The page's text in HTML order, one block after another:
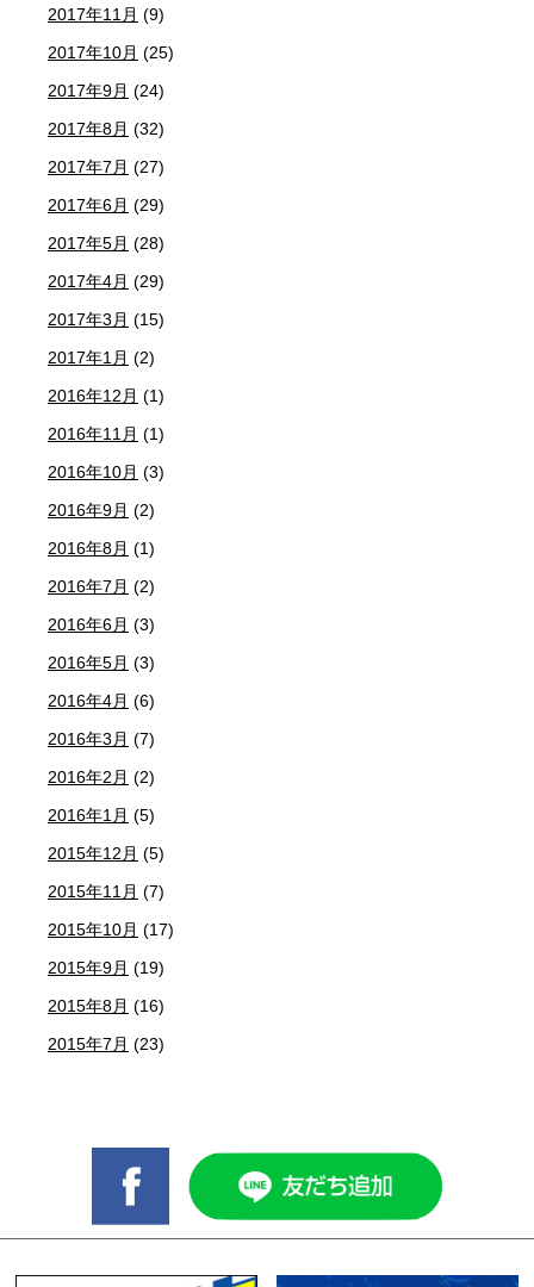
2017年11月 (9)
2017年10月 (25)
2017年9月 (24)
2017年8月 (32)
2017年7月 (27)
2017年6月 (29)
2017年5月 (28)
2017年4月 (29)
2017年3月 (15)
2017年1月 (2)
2016年12月 (1)
2016年11月 (1)
2016年10月 (3)
2016年9月 (2)
2016年8月 (1)
2016年7月 (2)
2016年6月 (3)
2016年5月 (3)
2016年4月 (6)
2016年3月 (7)
2016年2月 (2)
2016年1月 (5)
2015年12月 (5)
2015年11月 (7)
2015年10月 (17)
2015年9月 (19)
2015年8月 (16)
2015年7月 (23)